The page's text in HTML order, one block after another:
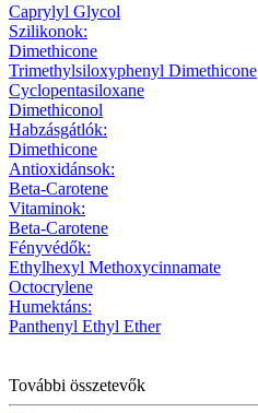
Caprylyl Glycol
Szilikonok:
Dimethicone
Trimethylsiloxyphenyl Dimethicone
Cyclopentasiloxane
Dimethiconol
Habzásgátlók:
Dimethicone
Antioxidánsok:
Beta-Carotene
Vitaminok:
Beta-Carotene
Fényvédők:
Ethylhexyl Methoxycinnamate
Octocrylene
Humektáns:
Panthenyl Ethyl Ether
További összetevők